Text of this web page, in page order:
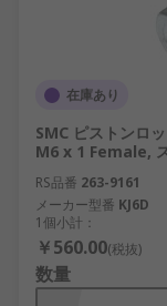
在庫あり
SMC ピストンロ
M6 x 1 Female,
RS品番 263-9161
メーカー型番 KJ6D
1個小計：
￥560.00(税抜)
数量